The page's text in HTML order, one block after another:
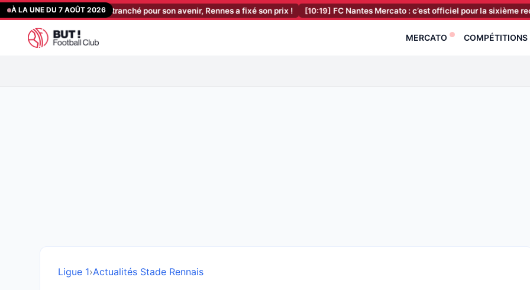
Aller
au
contenu
À LA UNE DU 7 AOÛT 2026
: Aït Boudlal a tranché pour son avenir, Rennes a fixé son prix ! [10:19] FC Nantes Mercato : c’est officiel pour la sixième recrue !
MERCATO COMPÉTITIONS
Ligue 1›Actualités Stade Rennais